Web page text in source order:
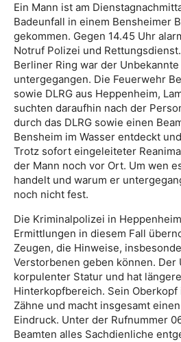
Ein Mann ist am
Badeunfall in einem Bensheimer
gekommen. Gegen 14.45 Uhr
Notruf Polizei und
Berliner Ring war der Unbekannte
untergegangen. Die Feuerwehr
sowie DLRG aus Heppenheim,
suchten daraufhin nach der
durch das DLRG sowie einen
Bensheim im Wasser entdeckt
Trotz sofort eingeleiteter
der Mann noch vor Ort. Um wen
handelt und warum er
noch nicht fest.
Die Kriminalpolizei in
Ermittlungen in diesem Fall
Zeugen, die Hinweise,
Verstorbenen geben können. Der
korpulenter Statur und hat
Hinterkopfbereich. Sein Oberkopf
Zähne und macht insgesamt
Eindruck. Unter der Rufnummer
Beamten alles Sachdienliche